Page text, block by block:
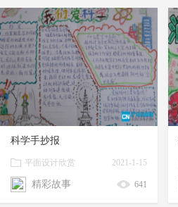
科学手抄报
平面设计欣赏
2021-1-15
精彩故事 641